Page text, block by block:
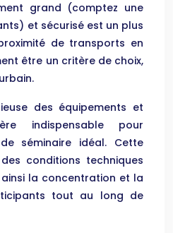
grand (comptez une
et sécurisé est un plus
de transports en
être un critère de choix,
des équipements et
indispensable pour
séminaire idéal. Cette
conditions techniques
la concentration et la
tout au long de